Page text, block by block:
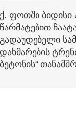
ქ. ფოთში ბიდისი
წარმატებით
გადაუდებელი
დახმარების
ბეტონის“